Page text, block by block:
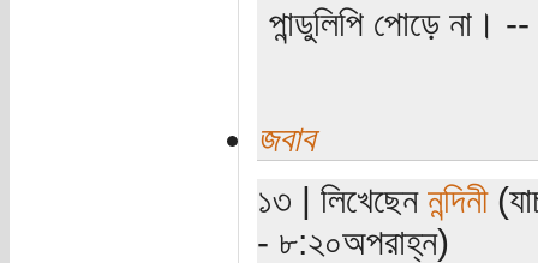
পান্ডুলিপি পোড়ে না। --
জবাব
১৩ | লিখেছেন নন্দিনী
- ৮:২০অপরাহ্ন)